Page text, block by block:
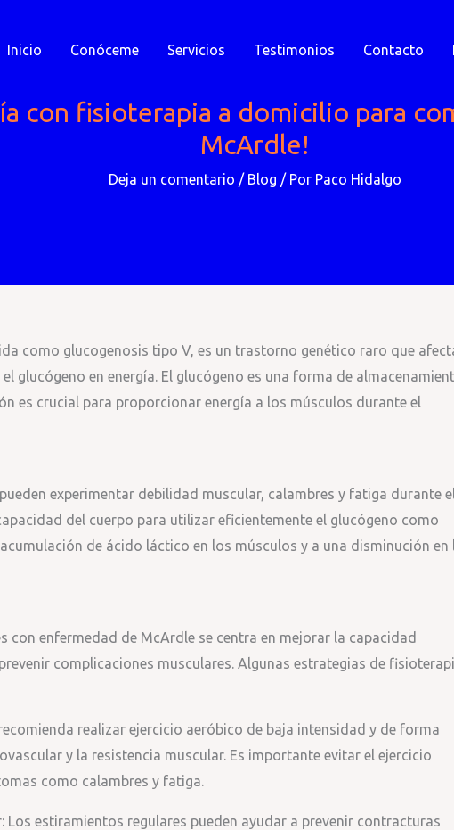
Inicio Conóceme Servicios Testimonios Contacto
con fisioterapia a domicilio para
McArdle!
Deja un comentario / Blog / Por Paco Hidalgo
como glucogenosis tipo V, es un trastorno genético raro que
glucógeno en energía. El glucógeno es una forma de
es crucial para proporcionar energía a los músculos durante el
experimentar debilidad muscular, calambres y fatiga durante
del cuerpo para utilizar eficientemente el glucógeno como
de ácido láctico en los músculos y a una disminución en
enfermedad de McArdle se centra en mejorar la capacidad
complicaciones musculares. Algunas estrategias de
realizar ejercicio aeróbico de baja intensidad y de forma
y la resistencia muscular. Es importante evitar el ejercicio
como calambres y fatiga.
estiramientos regulares pueden ayudar a prevenir contracturas